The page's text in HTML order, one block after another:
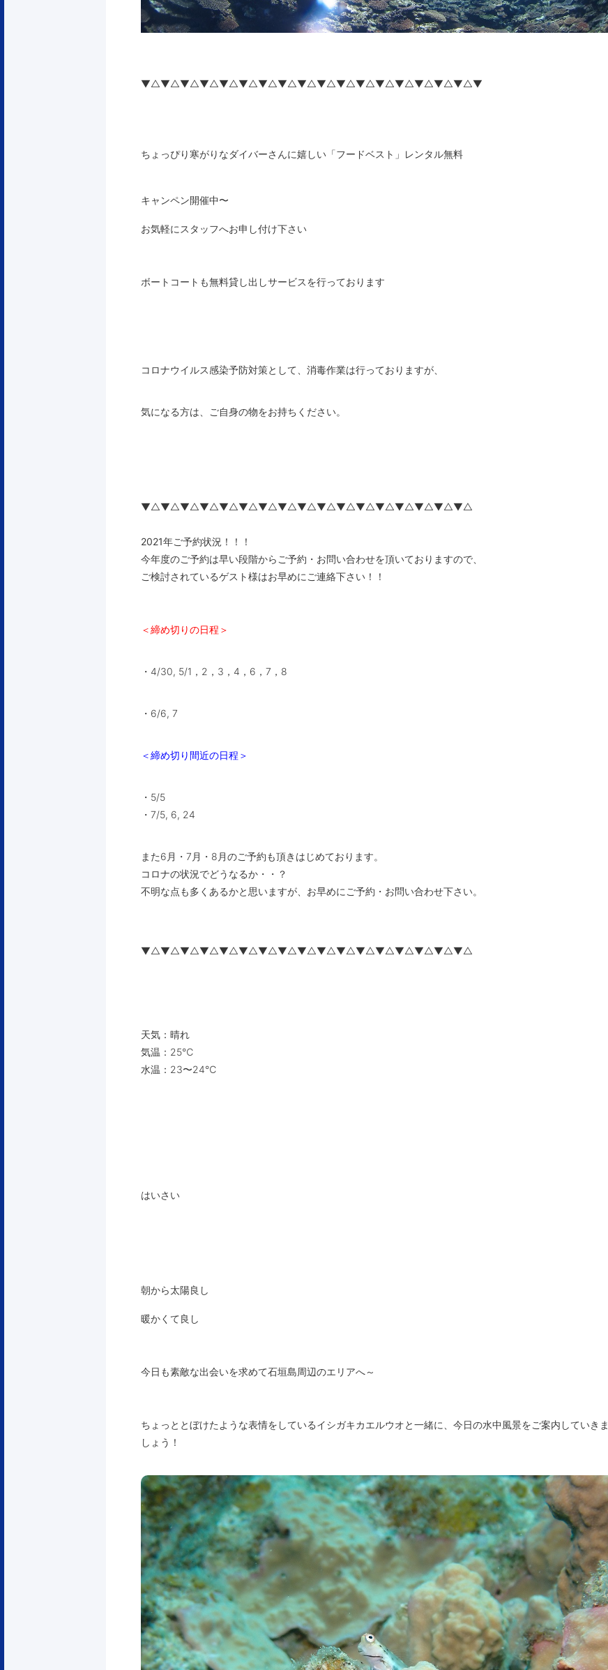
▼△▼△▼△▼△▼△▼△▼△▼△▼△▼△▼△▼△▼△▼△▼△▼△▼△▼
ちょっぴり寒がりなダイバーさんに嬉しい「フードベスト」レンタル無料
キャンペン開催中〜
お気軽にスタッフへお申し付け下さい
ボートコートも無料貸し出しサービスを行っております
コロナウイルス感染予防対策として、消毒作業は行っておりますが、
気になる方は、ご自身の物をお持ちください。
▼△▼△▼△▼△▼△▼△▼△▼△▼△▼△▼△▼△▼△▼△▼△▼△▼△
2021年ご予約状況！！！
今年度のご予約は早い段階からご予約・お問い合わせを頂いておりますので、
ご検討されているゲスト様はお早めにご連絡下さい！！
＜締め切りの日程＞
・4/30, 5/1，2，3，4，6，7，8
・6/6, 7
＜締め切り間近の日程＞
・5/5
・7/5, 6, 24
また6月・7月・8月のご予約も頂きはじめております。
コロナの状況でどうなるか・・？
不明な点も多くあるかと思いますが、お早めにご予約・お問い合わせ下さい。
▼△▼△▼△▼△▼△▼△▼△▼△▼△▼△▼△▼△▼△▼△▼△▼△▼△
天気：晴れ
気温：25℃
水温：23〜24℃
はいさい
朝から太陽良し
暖かくて良し
今日も素敵な出会いを求めて石垣島周辺のエリアへ～
ちょっととぼけたような表情をしているイシガキカエルウオと一緒に、今日の水中風景をご案内していきま
しょう！